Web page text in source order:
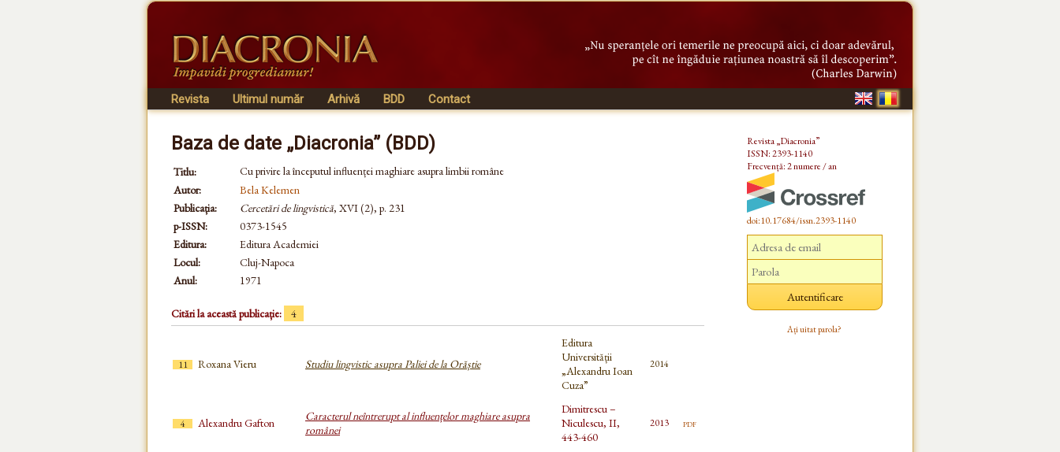
Revista Ultimul număr Arhivă BDD Contact
Baza de date „Diacronia” (BDD)
Titlu:
Cu privire la începutul influenței maghiare asupra limbii române
Autor:
Bela Kelemen
Publicația:
Cercetări de lingvistică, XVI (2), p. 231
p-ISSN:
0373-1545
Editura:
Editura Academiei
Locul:
Cluj-Napoca
Anul:
1971
Citări la această publicație: 4
11 Roxana Vieru Studiu lingvistic asupra Paliei de la Orăștie
Editura
Universității
„Alexandru Ioan
Cuza”
2014
4 Alexandru Gafton
Caracterul neîntrerupt al influențelor maghiare asupra
românei
Dimitrescu –
Niculescu, II,
443-460
2013 pdf
Revista „Diacronia”
ISSN: 2393-1140
Frecvență: 2 numere / an
doi:10.17684/issn.2393-1140
Ați uitat parola?